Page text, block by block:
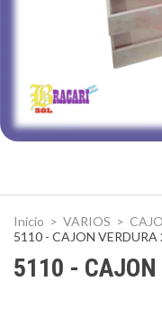
Inicio > VARIOS >
5110 - CAJON VERDURA
5110 - CAJON